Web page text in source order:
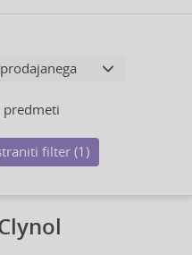
predmeti
filter (1)